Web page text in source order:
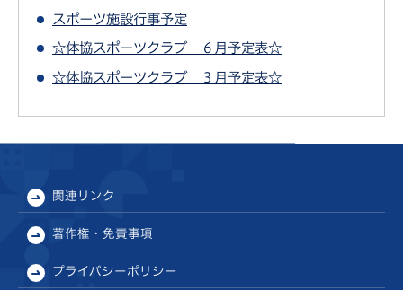
スポーツ施設行事予定
☆体協スポーツクラブ ６月予定表☆
☆体協スポーツクラブ ３月予定表☆
関連リンク
著作権・免責事項
プライバシーポリシー